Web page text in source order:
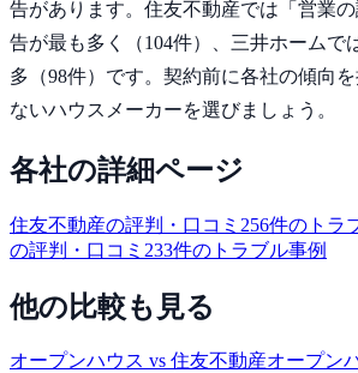
告があります。 住友不動産では「営業
告が最も多く（104件）、三井ホームで
多（98件）です。 契約前に各社の傾向
ないハウスメーカーを選びましょう。
各社の詳細ページ
住友不動産の評判・口コミ 256件のトラ
の評判・口コミ 233件のトラブル事例
他の比較も見る
オープンハウス vs 住友不動産オープン